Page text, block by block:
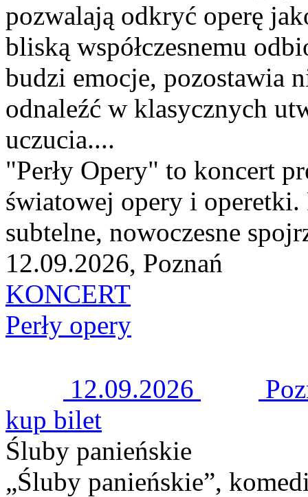
pozwalają odkryć operę
bliską współczesnemu
budzi emocje, pozostawia
odnaleźć w klasycznych
uczucia....
"Perły Opery" to koncert
światowej opery i operetki.
subtelne, nowoczesne
12.09.2026, Poznań
KONCERT
Perły opery
12.09.2026
kup bilet
Śluby panieńskie
„Śluby panieńskie”,